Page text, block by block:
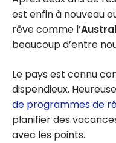
est enfin à nouveau
rêve comme l’
beaucoup d’entre
Le pays est connu
dispendieux.
de programmes de
planifier des
avec les points.